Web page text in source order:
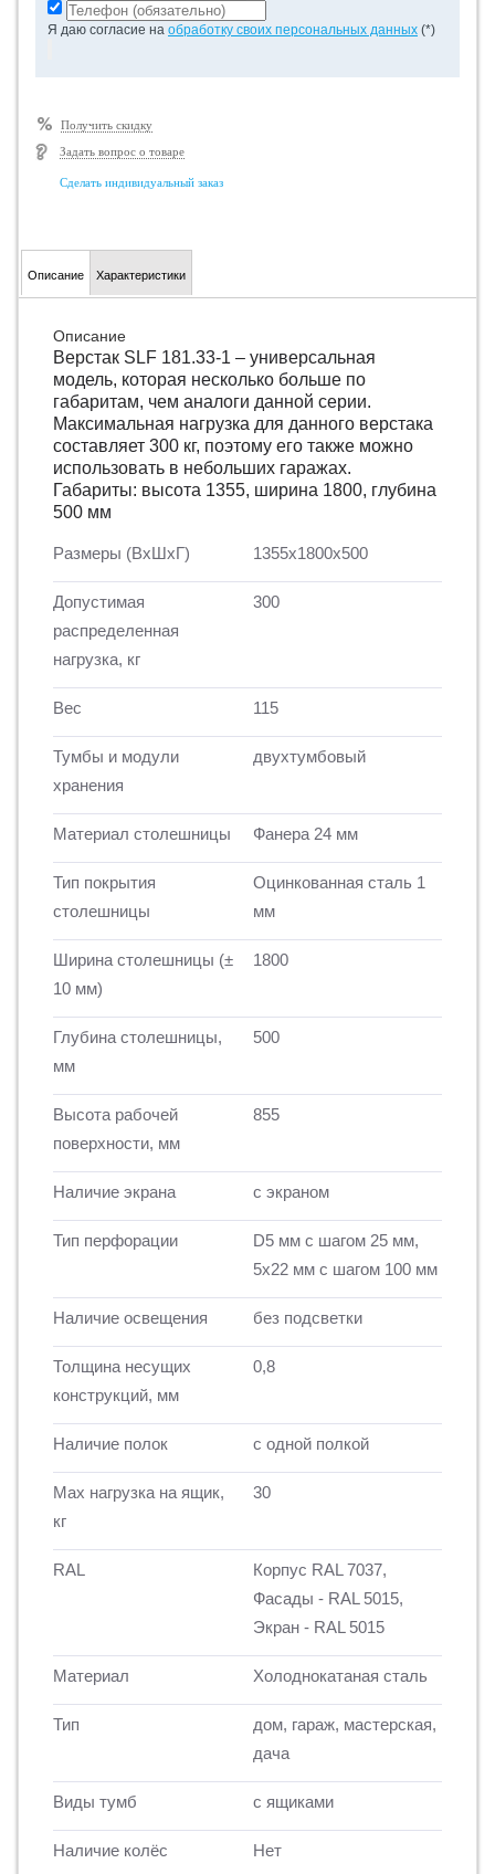
Я даю согласие на обработку своих персональных данных (*)
Получить скидку
Задать вопрос о товаре
Сделать индивидуальный заказ
Описание Характеристики
Описание
Верстак SLF 181.33-1 – универсальная
модель, которая несколько больше по
габаритам, чем аналоги данной серии.
Максимальная нагрузка для данного верстака
составляет 300 кг, поэтому его также можно
использовать в небольших гаражах.
Габариты: высота 1355, ширина 1800, глубина
500 мм
Размеры (ВхШхГ) 1355x1800x500
Допустимая
распределенная
нагрузка, кг
300
Вес 115
Тумбы и модули
хранения
двухтумбовый
Материал столешницы Фанера 24 мм
Тип покрытия
столешницы
Оцинкованная сталь 1
мм
Ширина столешницы (±
10 мм)
1800
Глубина столешницы,
мм
500
Высота рабочей
поверхности, мм
855
Наличие экрана с экраном
Тип перфорации
D5 мм с шагом 25 мм,
5х22 мм с шагом 100 мм
Наличие освещения без подсветки
Толщина несущих
конструкций, мм
0,8
Наличие полок с одной полкой
Max нагрузка на ящик,
кг
30
RAL
Корпус RAL 7037,
Фасады - RAL 5015,
Экран - RAL 5015
Материал Холоднокатаная сталь
Тип
дом, гараж, мастерская,
дача
Виды тумб с ящиками
Наличие колёс Нет